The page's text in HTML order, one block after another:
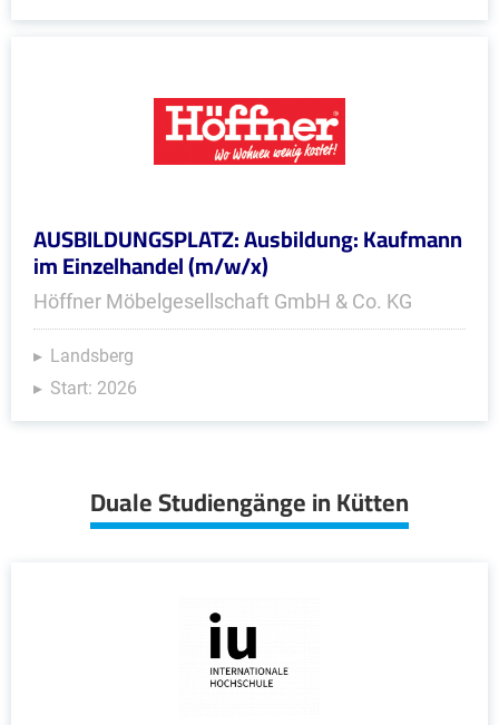
AUSBILDUNGSPLATZ: Ausbildung: Kaufmann
im Einzelhandel (m/w/x)
Höffner Möbelgesellschaft GmbH & Co. KG
Landsberg
Start: 2026
Duale Studiengänge in Kütten